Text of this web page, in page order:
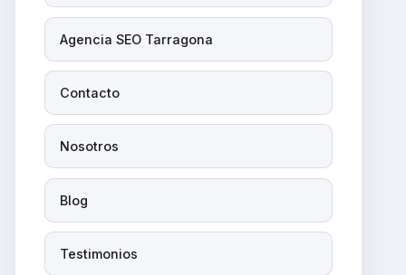
Agencia SEO Tarragona
Contacto
Nosotros
Blog
Testimonios